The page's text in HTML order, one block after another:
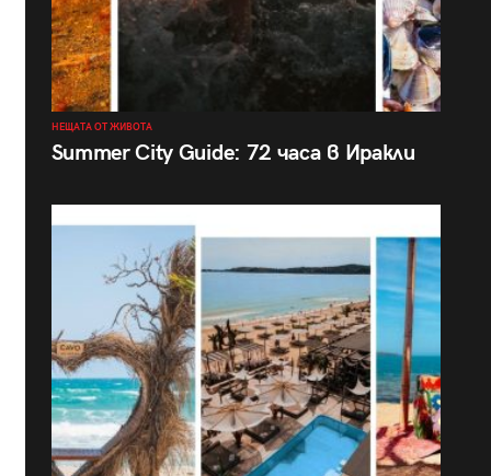
НЕЩАТА ОТ ЖИВОТА
Summer City Guide: 72 часа в Иракли